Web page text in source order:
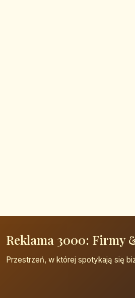
Reklama 3000: Firmy
Przestrzeń, w której spotykają się